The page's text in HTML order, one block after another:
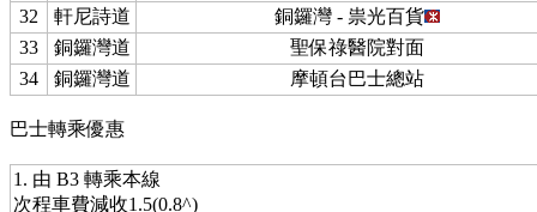
32
軒尼詩道
銅鑼灣 - 祟光百貨
33
銅鑼灣道
聖保祿醫院對面
34
銅鑼灣道 摩頓台巴士總站
巴士轉乘優惠
1. 由 B3 轉乘本線
次程車費減收1.5(0.8^)